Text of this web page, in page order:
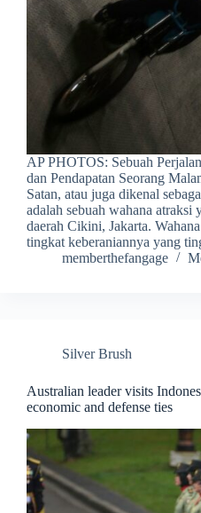
AP PHOTOS: Sebuah
dan Pendapatan Seorang
Satan, atau juga dikenal
adalah sebuah wahana atraksi
daerah Cikini, Jakarta.
tingkat keberaniannya yang
memberthefangage
Silver Brush
Australian leader visits
economic and defense ties